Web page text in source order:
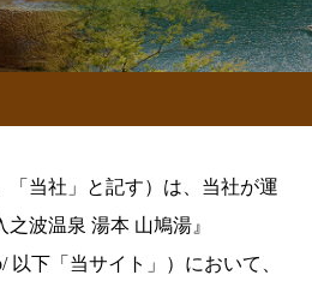
「当社」と記す）は、当社が運
波温泉 湯本 山鳩湯』
以下「当サイト」）において、